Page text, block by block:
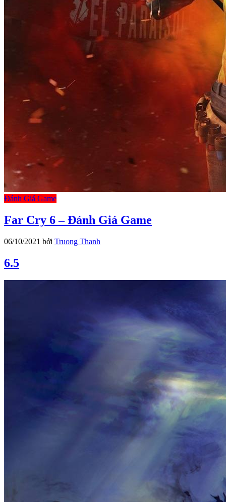
Đánh Giá Game
Far Cry 6 – Đánh Giá Game
06/10/2021 bởi Truong Thanh
6.5